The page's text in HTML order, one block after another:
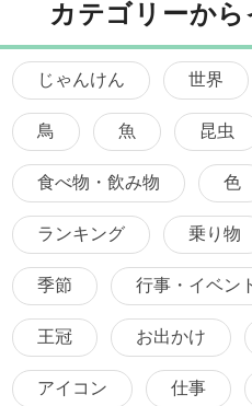
カテゴリーか
じゃんけん 世界
鳥 魚 昆虫
食べ物・飲み物 色
ランキング 乗り物
季節 行事・イベン
王冠 お出かけ
アイコン 仕事